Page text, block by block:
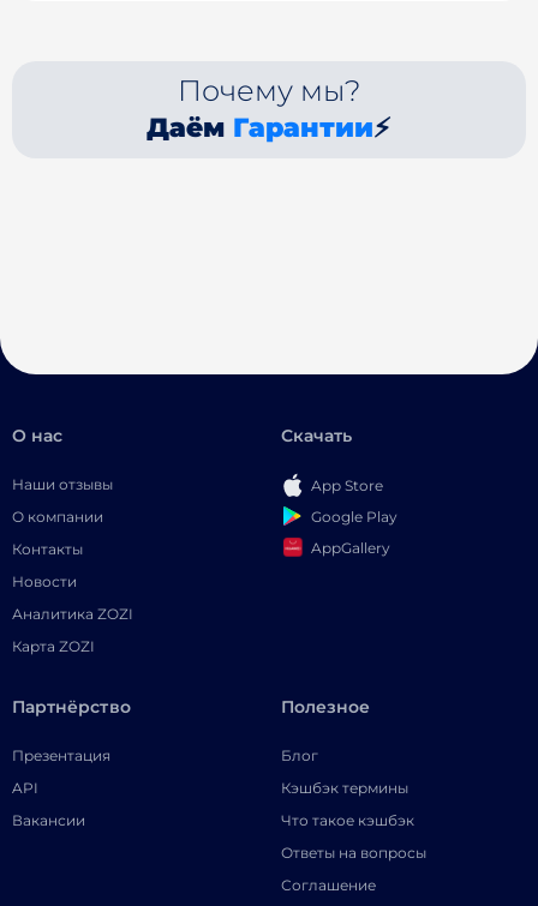
Почему мы?
Даём Гарантии⚡
О нас
Наши отзывы
О компании
Контакты
Новости
Аналитика ZOZI
Карта ZOZI
Скачать
App Store
Google Play
AppGallery
Партнёрство
Презентация
API
Вакансии
Полезное
Блог
Кэшбэк термины
Что такое кэшбэк
Ответы на вопросы
Соглашение